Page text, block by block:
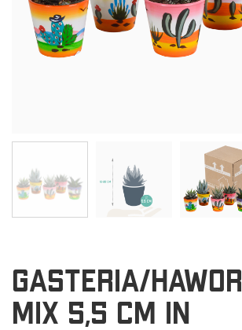
GASTERIA/
MIX 5,5 CM IN